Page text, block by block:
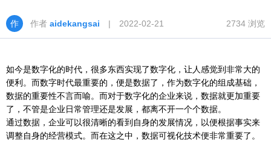
作者 aidekangsai | 2022-02-21 2734 浏览
如今是数字化的时代，很多东西实现了数字化，让人感觉到非常大的
便利。而数字时代最重要的，便是数据了，作为数字化的组成基础，
数据的重要性不言而喻。而对于数字化的企业来说，数据就更加重要
了，不管是企业日常管理还是发展，都离不开一个个数据。
通过数据，企业可以很清晰的看到自身的发展情况，以便根据事实来
调整自身的经营模式。而在这之中，数据可视化技术便非常重要了。